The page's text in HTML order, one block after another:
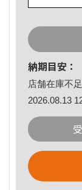
納期目安：
店舗在庫不
2026.08.13